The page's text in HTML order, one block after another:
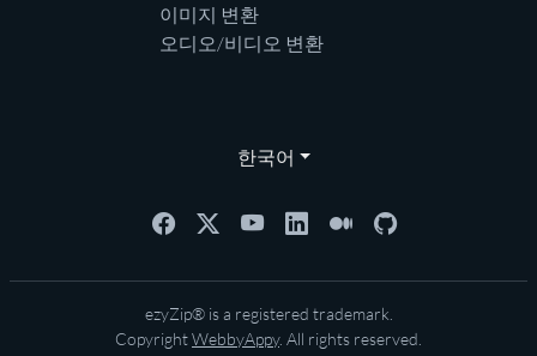
이미지 변환
오디오/비디오 변환
한국어
ezyZip® is a registered trademark.
CopyrightWebbyAppy. All rights reserved.